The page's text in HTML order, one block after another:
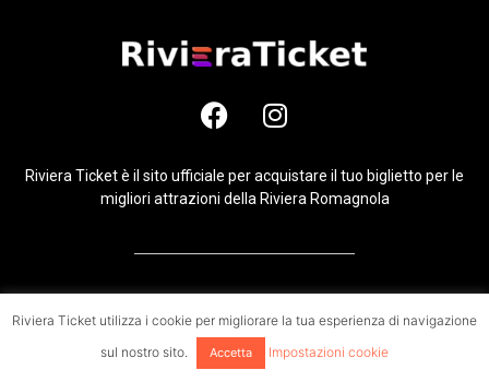
Riviera Ticket è il sito ufficiale per acquistare il tuo biglietto per le
migliori attrazioni della Riviera Romagnola
diritti riservati
Riviera Ticket utilizza i cookie per migliorare la tua esperienza di navigazione
sul nostro sito.
Accetta Impostazioni cookie